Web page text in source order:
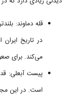
می‌کند. برای
است. در این